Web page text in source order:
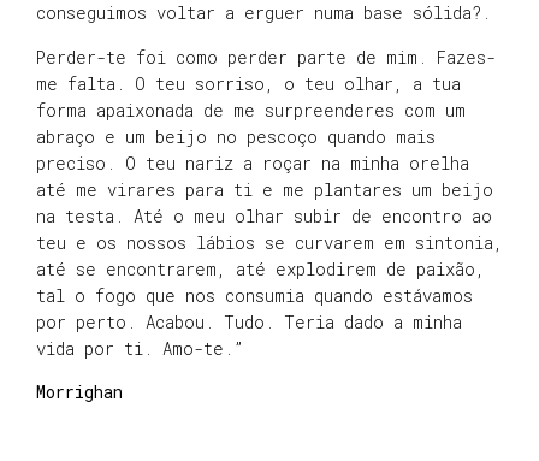
conseguimos voltar a erguer numa base sólida?.
Perder-te foi como perder parte de mim. Fazes-
me falta. O teu sorriso, o teu olhar, a tua
forma apaixonada de me surpreenderes com um
abraço e um beijo no pescoço quando mais
preciso. O teu nariz a roçar na minha orelha
até me virares para ti e me plantares um beijo
na testa. Até o meu olhar subir de encontro ao
teu e os nossos lábios se curvarem em sintonia,
até se encontrarem, até explodirem de paixão,
tal o fogo que nos consumia quando estávamos
por perto. Acabou. Tudo. Teria dado a minha
vida por ti. Amo-te.”
Morrighan